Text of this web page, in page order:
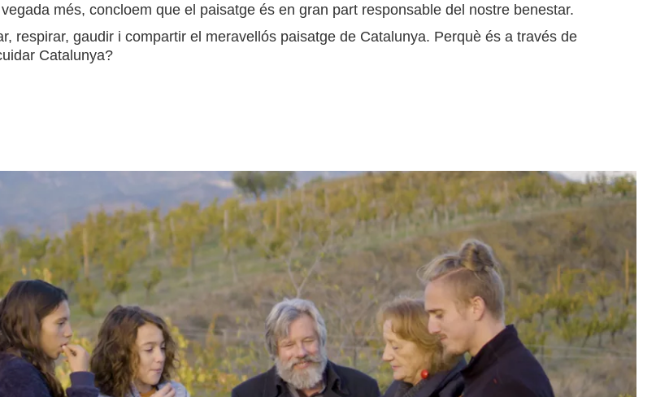
més, concloem que el paisatge és en gran part responsable del nostre benestar.
respirar, gaudir i compartir el meravellós paisatge de Catalunya. Perquè és a través de
Catalunya?